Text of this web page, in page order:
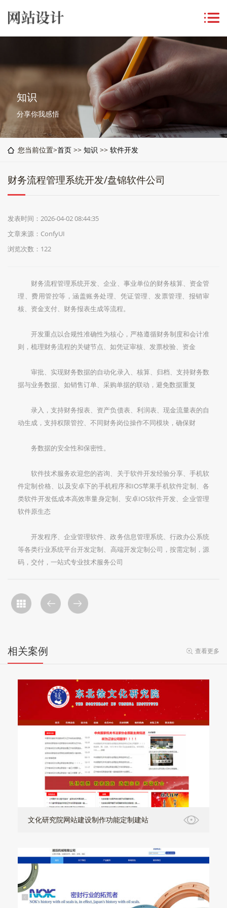
知识
分享你我感悟
您当前位置>首页 >> 知识 >> 软件开发
财务流程管理系统开发/盘锦软件公司
发表时间：2026-04-02 08:44:35
文章来源：ConfyUI
浏览次数：122
财务流程管理系统开发、企业、事业单位的财务核算、资金管
理、费用管控等，涵盖账务处理、凭证管理、发票管理、报销审
核、资金支付、财务报表生成等流程。
开发重点以合规性准确性为核心，严格遵循财务制度和会计准
则，梳理财务流程的关键节点、如凭证审核、发票校验、资金
审批、实现财务数据的自动化录入、核算、归档、支持财务数
据与业务数据、如销售订单、采购单据的联动，避免数据重复
录入，支持财务报表、资产负债表、利润表、现金流量表的自
动生成，支持权限管控、不同财务岗位操作不同模块，确保财
务数据的安全性和保密性。
软件技术服务欢迎您的咨询、关于软件开发经验分享、手机软
件定制价格、以及安卓下的手机程序和IOS苹果手机软件定制、各
类软件开发低成本高效率量身定制、安卓IOS软件开发、企业管理
软件原生态
开发程序、企业管理软件、政务信息管理系统、行政办公系统
等各类行业系统平台开发定制、高端开发定制公司，按需定制，源
码，交付，一站式专业技术服务公司
相关案例 查看更多
文化研究院网站建设制作功能定制建站